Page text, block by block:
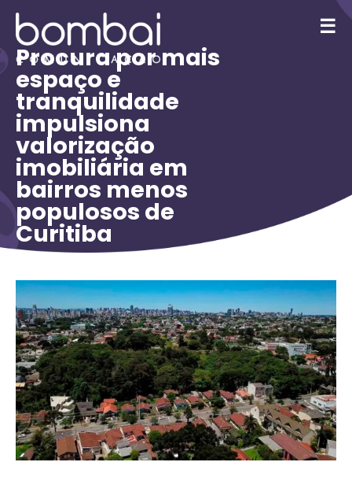
☰
Procura por mais
espaço e
tranquilidade
impulsiona
valorização
imobiliária em
bairros menos
populosos de
Curitiba